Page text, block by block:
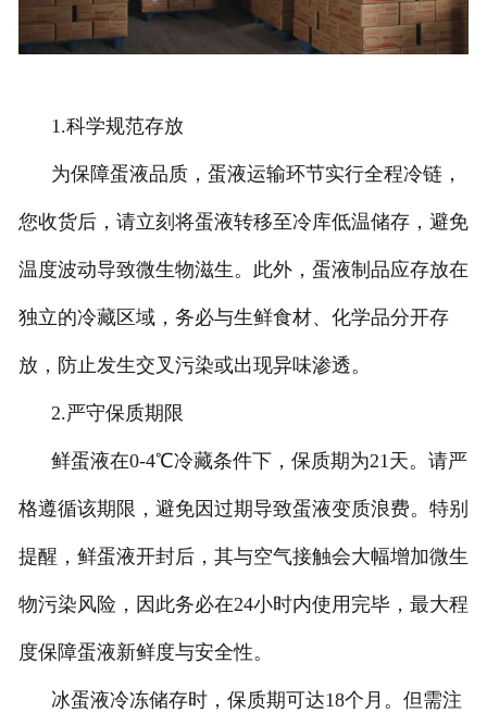
1.科学规范存放
为保障蛋液品质，蛋液运输环节实行全程冷链，
您收货后，请立刻将蛋液转移至冷库低温储存，避免
温度波动导致微生物滋生。此外，蛋液制品应存放在
独立的冷藏区域，务必与生鲜食材、化学品分开存
放，防止发生交叉污染或出现异味渗透。
2.严守保质期限
鲜蛋液在0-4℃冷藏条件下，保质期为21天。请严
格遵循该期限，避免因过期导致蛋液变质浪费。特别
提醒，鲜蛋液开封后，其与空气接触会大幅增加微生
物污染风险，因此务必在24小时内使用完毕，最大程
度保障蛋液新鲜度与安全性。
冰蛋液冷冻储存时，保质期可达18个月。但需注